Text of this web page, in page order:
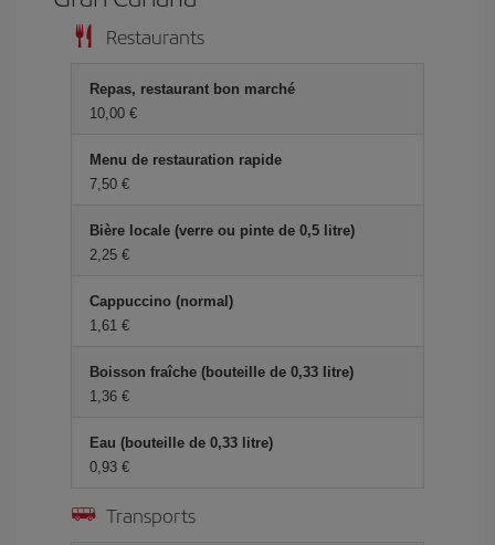
Restaurants
Repas, restaurant bon marché
10,00 €
Menu de restauration rapide
7,50 €
Bière locale (verre ou pinte de 0,5 litre)
2,25 €
Cappuccino (normal)
1,61 €
Boisson fraîche (bouteille de 0,33 litre)
1,36 €
Eau (bouteille de 0,33 litre)
0,93 €
Transports